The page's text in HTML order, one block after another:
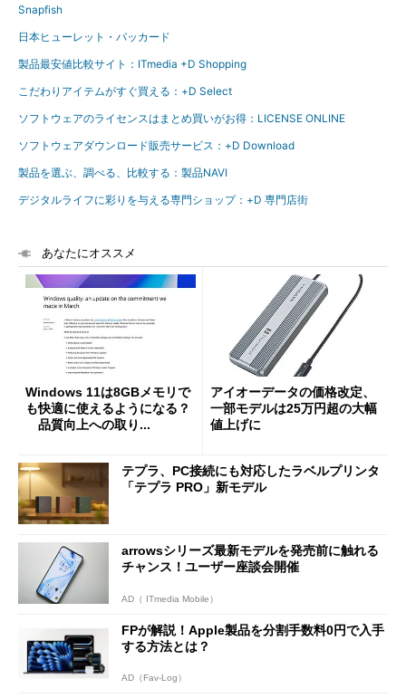
Snapfish
日本ヒューレット・パッカード
製品最安値比較サイト：ITmedia +D Shopping
こだわりアイテムがすぐ買える：+D Select
ソフトウェアのライセンスはまとめ買いがお得：LICENSE ONLINE
ソフトウェアダウンロード販売サービス：+D Download
製品を選ぶ、調べる、比較する：製品NAVI
デジタルライフに彩りを与える専門ショップ：+D 専門店街
あなたにオススメ
Windows 11は8GBメモリで
も快適に使えるようになる？
品質向上への取り...
アイオーデータの価格改定、
一部モデルは25万円超の大幅
値上げに
テプラ、PC接続にも対応したラベルプリンタ
「テプラ PRO」新モデル
arrowsシリーズ最新モデルを発売前に触れる
チャンス！ユーザー座談会開催
AD（ ITmedia Mobile）
FPが解説！Apple製品を分割手数料0円で入手
する方法とは？
AD（Fav-Log）